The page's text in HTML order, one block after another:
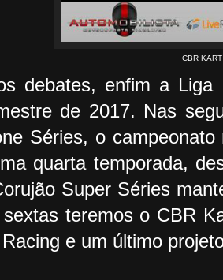
CBR
debates, enfim a
de 2017. Nas
Séries, o
quarta temporada,
Super Séries
teremos o CBR
e um último